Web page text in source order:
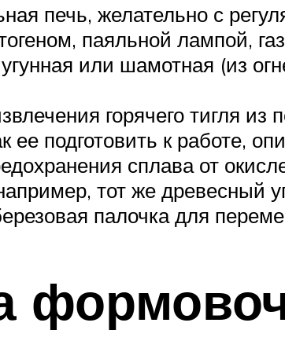
печь, желательно с
паяльной лампой,
или шамотная (из
горячего тигля из
подготовить к работе,
сплава от
тот же древесный
палочка для